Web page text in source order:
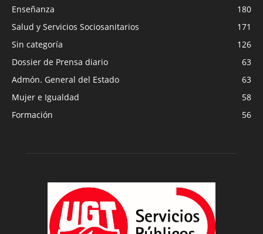
Enseñanza
180
Salud y Servicios Sociosanitarios
171
Sin categoría
126
Dossier de Prensa diario
63
Admón. General del Estado
63
Mujer e Igualdad
58
Formación
56